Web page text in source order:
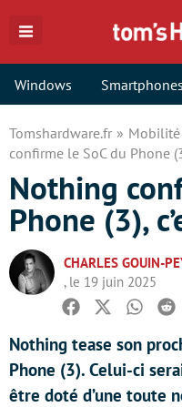
Windows Smartphones
Tomshardware.fr Mobilité
confirme le SoC du Phone
Nothing
Phone (3),
CHARLES GOUIN-
, le 19 juin 2025
Facebook
Twitter
Nothing tease son
Phone (3). Celui-ci
être doté d’une toute